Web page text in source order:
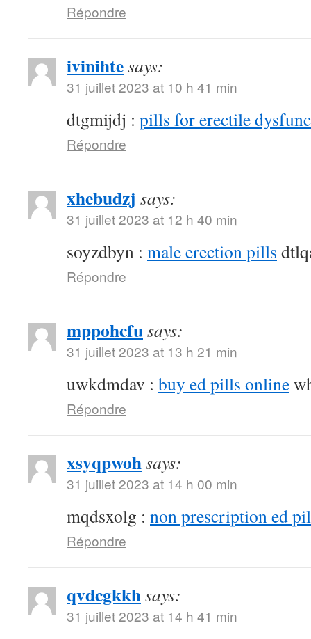
Répondre
ivinihtesays:
31 juillet 2023 at 10 h 41 min
dtgmijdj : pills for erectile
Répondre
xhebudzj says:
31 juillet 2023 at 12 h 40 min
soyzdbyn : male erection pills
Répondre
mppohcfusays:
31 juillet 2023 at 13 h 21 min
uwkdmdav : buy ed pills online
Répondre
xsyqpwohsays:
31 juillet 2023 at 14 h 00 min
mqdsxolg : non prescription ed
Répondre
qvdcgkkhsays:
31 juillet 2023 at 14 h 41 min